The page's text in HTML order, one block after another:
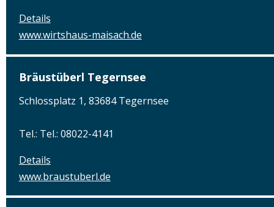
Details
www.wirtshaus-maisach.de
Bräustüberl Tegernsee
Schlossplatz 1, 83684 Tegernsee
Tel.: Tel.: 08022-4141
Details
www.braustuberl.de